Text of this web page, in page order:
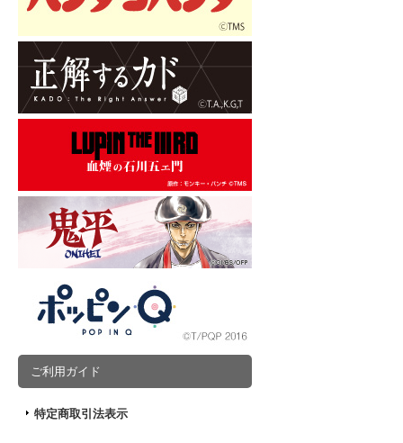
ご利用ガイド
特定商取引法表示